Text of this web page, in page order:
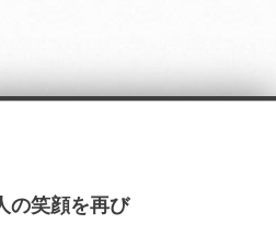
の笑顔を再び